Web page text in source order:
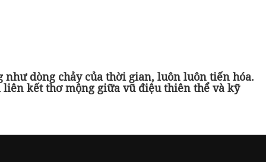
dòng chảy của thời gian, luôn luôn tiến hóa.
kết thơ mộng giữa vũ điệu thiên thể và kỹ